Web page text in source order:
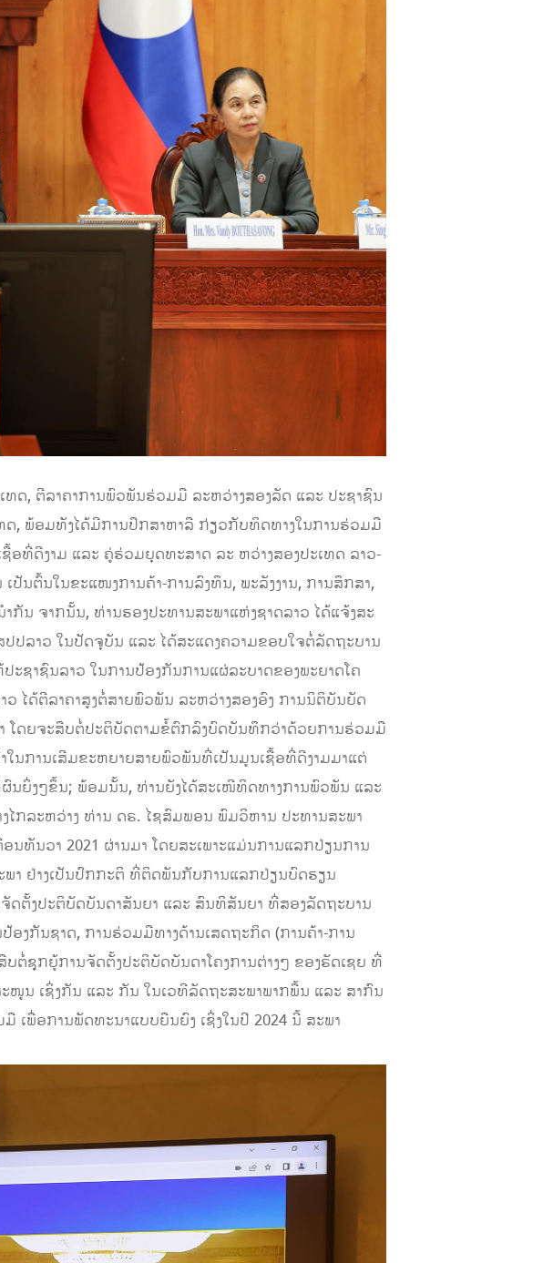
ດ, ຕີລາຄາການພົວພັນຮ່ວມມື ລະຫວ່າງສອງລັດ ແລະ ປະຊາຊົນ
ດ, ພ້ອມທັງໄດ້ມີການປຶກສາຫາລື ກ່ຽວກັບທິດທາງໃນການຮ່ວມມື
ອທີ່ດີງາມ ແລະ ຄູ່ຮ່ວມຍຸດທະສາດ ລະ ຫວ່າງສອງປະເທດ ລາວ-
ນຕົ້ນໃນຂະແໜງການຄ້າ-ການລົງທຶນ, ພະລັງງານ, ການສຶກສາ,
ນ ຈາກນັ້ນ, ທ່ານຮອງປະທານສະພາແຫ່ງຊາດລາວ ໄດ້ແຈ້ງສະ
ປລາວ ໃນປັດຈຸບັນ ແລະ ໄດ້ສະແດງຄວາມຂອບໃຈຕໍ່ລັດຖະບານ
ຊາຊົນລາວ ໃນການປ້ອງກັນການແຜ່ລະບາດຂອງພະຍາດໂຄ
ໄດ້ຕີລາຄາສູງຕໍ່ສາຍພົວພັນ ລະຫວ່າງສອງອົງ ການນິຕິບັນຍັດ
ໂດຍຈະສືບຕໍ່ປະຕິບັດຕາມຂໍ້ຕົກລົງບົດບັນທຶກວ່າດ້ວຍການຮ່ວມມື
ໃນການເສີມຂະຫຍາຍສາຍພົວພັນທີ່ເປັນມູນເຊື້ອທີ່ດີງາມມາແຕ່
ຍິ່ງໆຂຶ້ນ; ພ້ອມນັ້ນ, ທ່ານຍັງໄດ້ສະເໜີທິດທາງການພົວພັນ ແລະ
ກລະຫວ່າງ ທ່ານ ດຣ. ໄຊສົມພອນ ພົມວິຫານ ປະທານສະພາ
ນທັນວາ 2021 ຜ່ານມາ ໂດຍສະເພາະແມ່ນການແລກປ່ຽນການ
າ ຢ່າງເປັນປົກກະຕິ ທີ່ຕິດພັນກັບການແລກປ່ຽນບົດຮຽນ
ຕັ້ງປະຕິບັດບັນດາສັນຍາ ແລະ ສົນທິສັນຍາ ທີ່ສອງລັດຖະບານ
ງກັນຊາດ, ການຮ່ວມມືທາງດ້ານເສດຖະກິດ (ການຄ້າ-ການ
ຕໍ່ຊຸກຍູ້ການຈັດຕັ້ງປະຕິບັດບັນດາໂຄງການຕ່າງໆ ຂອງຣັດເຊຍ ທີ່
ນ ເຊິ່ງກັນ ແລະ ກັນ ໃນເວທີລັດຖະສະພາພາກພື້ນ ແລະ ສາກົນ
ພື່ອການພັດທະນາແບບຍືນຍົງ ເຊິ່ງໃນປີ 2024 ນີ້ ສະພາ